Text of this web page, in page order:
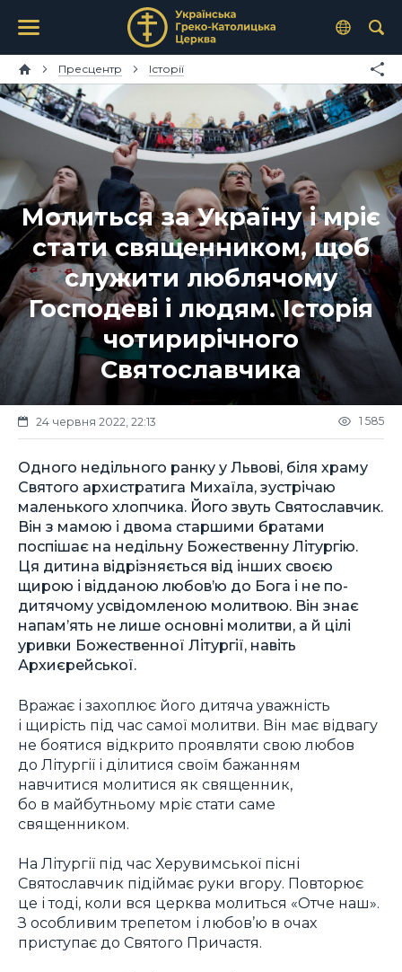
Пресцентр Історії
Молиться за Україну і мріє
стати священником, щоб
служити люблячому
Господеві і людям. Історія
чотирирічного
Святославчика
24 червня 2022, 22:13 1 585
Одного недільного ранку у Львові, біля храму
Святого архистратига Михаїла, зустрічаю
маленького хлопчика. Його звуть Святославчик.
Він з мамою і двома старшими братами
поспішає на недільну Божественну Літургію.
Ця дитина відрізняється від інших своєю
щирою і відданою любов’ю до Бога і не по-
дитячому усвідомленою молитвою. Він знає
напам’ять не лише основні молитви, а й цілі
уривки Божественної Літургії, навіть
Архиєрейської.
Вражає і захоплює його дитяча уважність
і щирість під час самої молитви. Він має відвагу
не боятися відкрито проявляти свою любов
до Літургії і ділитися своїм бажанням
навчитися молитися як священник,
бо в майбутньому мріє стати саме
священником.
На Літургії під час Херувимської пісні
Святославчик підіймає руки вгору. Повторює
це і тоді, коли вся церква молиться «Отче наш».
З особливим трепетом і любов’ю в очах
приступає до Святого Причастя.